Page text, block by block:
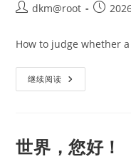
dkm@root
How to judge whether
继续阅读
世界，您好！